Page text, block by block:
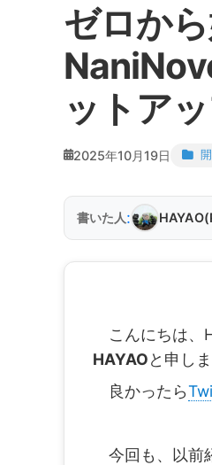
ゼロか
ットア
2025年10月19日
書いた人:
こんにちは、
HAYAOと申しま
良かったら
今回も、以前